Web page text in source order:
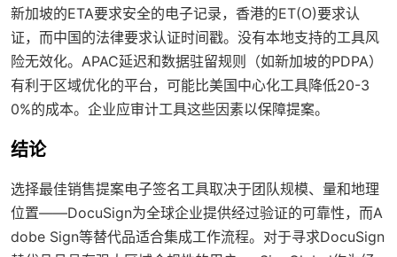
新加坡的ETA要求安全的电子记录，香港的ET(O)要求认
证，而中国的法律要求认证时间戳。没有本地支持的工具风
险无效化。APAC延迟和数据驻留规则（如新加坡的PDPA）
有利于区域优化的平台，可能比美国中心化工具降低20-3
0%的成本。企业应审计工具这些因素以保障提案。
结论
选择最佳销售提案电子签名工具取决于团队规模、量和地理
位置——DocuSign为全球企业提供经过验证的可靠性，而A
dobe Sign等替代品适合集成工作流程。对于寻求DocuSign